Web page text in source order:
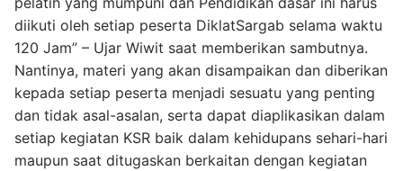
diikuti oleh setiap peserta DiklatSargab selama waktu
120 Jam” – Ujar Wiwit saat memberikan sambutnya.
Nantinya, materi yang akan disampaikan dan diberikan
kepada setiap peserta menjadi sesuatu yang penting
dan tidak asal-asalan, serta dapat diaplikasikan dalam
setiap kegiatan KSR baik dalam kehidupans sehari-hari
maupun saat ditugaskan berkaitan dengan kegiatan